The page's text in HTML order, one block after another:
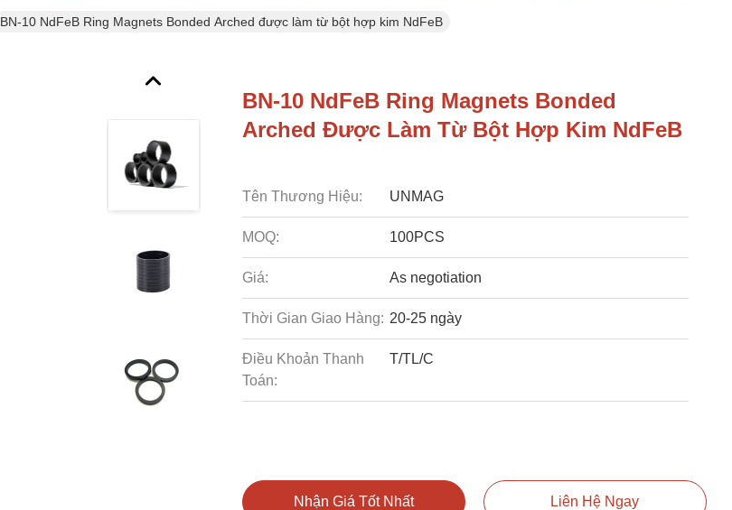
BN-10 NdFeB Ring Magnets Bonded Arched được làm từ bột hợp kim NdFeB
BN-10 NdFeB Ring Magnets Bonded
Arched Được Làm Từ Bột Hợp Kim NdFeB
Tên Thương Hiệu: UNMAG
MOQ: 100PCS
Giá: As negotiation
Thời Gian Giao Hàng: 20-25 ngày
Điều Khoản Thanh
Toán:
T/TL/C
Nhận Giá Tốt Nhất Liên Hệ Ngay